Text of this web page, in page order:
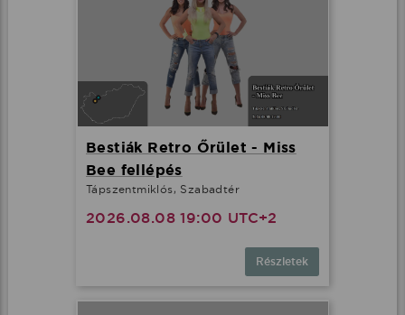
Bestiák Retro Őrület - Miss
Bee fellépés
Tápszentmiklós, Szabadtér
2026.08.08 19:00 UTC+2
Részletek